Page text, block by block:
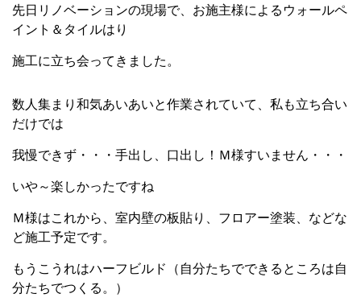
先日リノベーションの現場で、お施主様によるウォールペ
イント＆タイルはり
施工に立ち会ってきました。
数人集まり和気あいあいと作業されていて、私も立ち合い
だけでは
我慢できず・・・手出し、口出し！Ｍ様すいません・・・
いや～楽しかったですね
Ｍ様はこれから、室内壁の板貼り、フロアー塗装、などな
ど施工予定です。
もうこうれはハーフビルド（自分たちでできるところは自
分たちでつくる。）